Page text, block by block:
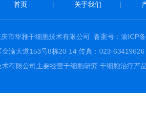
首页 | 关于我们 |
市华雅干细胞技术有限公司 备案号：渝ICP
金渝大道153号8栋20-14 传真：023-
有限公司主要经营干细胞研究 干细胞治疗产